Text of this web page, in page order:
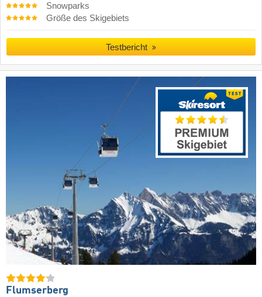
Snowparks
Größe des Skigebiets
Testbericht
Flumserberg